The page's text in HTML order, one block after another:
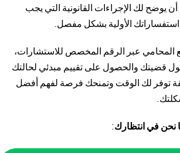
يوضح لك الإجراءات القانونية التي يجب
استفساراتك الأولية بشكل مفصل.
المحامي عبر الرقم المخصص للاستشارات،
قضيتك والحصول على تقييم مبدئي لحالتك
توفر لك الوقت وتمنحك فرصة لفهم أفضل
نحن في انتظارك: